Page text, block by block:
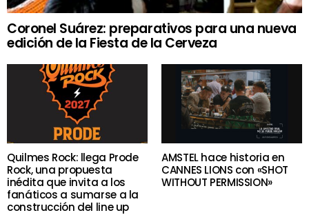
Coronel Suárez: preparativos para una nueva
edición de la Fiesta de la Cerveza
Quilmes Rock: llega Prode
Rock, una propuesta
inédita que invita a los
fanáticos a sumarse a la
construcción del line up
AMSTEL hace historia en
CANNES LIONS con «SHOT
WITHOUT PERMISSION»